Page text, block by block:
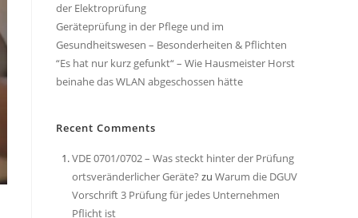
der Elektroprüfung
Geräteprüfung in der Pflege und im
Gesundheitswesen – Besonderheiten & Pflichten
“Es hat nur kurz gefunkt“ – Wie Hausmeister Horst
beinahe das WLAN abgeschossen hätte
Recent Comments
VDE 0701/0702 – Was steckt hinter der Prüfung
ortsveränderlicher Geräte? zu Warum die DGUV
Vorschrift 3 Prüfung für jedes Unternehmen
Pflicht ist